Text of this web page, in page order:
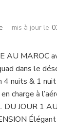
mis à jour le
AU MAROC
dans le
4 nuits & 1
charge à
DU JOUR 1